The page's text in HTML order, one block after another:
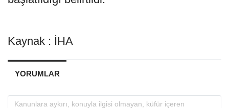
Kaynak : İHA
YORUMLAR